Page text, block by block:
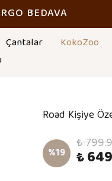
BEDAVA
Çantalar KokoZoo
Road Kişiye
%19 ₺
₺